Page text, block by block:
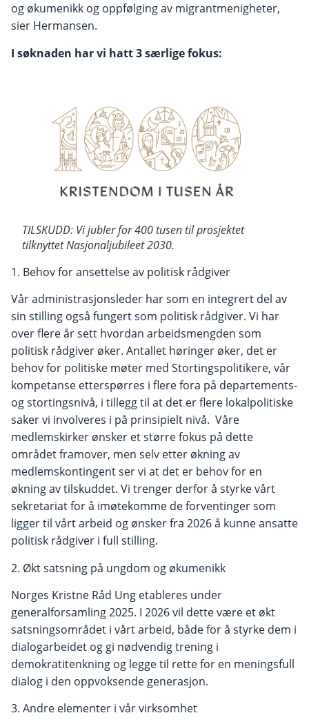
og økumenikk og oppfølging av migrantmenigheter,
sier Hermansen.
I søknaden har vi hatt 3 særlige fokus:
TILSKUDD: Vi jubler for 400 tusen til prosjektet
tilknyttet Nasjonaljubileet 2030.
1. Behov for ansettelse av politisk rådgiver
Vår administrasjonsleder har som en integrert del av
sin stilling også fungert som politisk rådgiver. Vi har
over flere år sett hvordan arbeidsmengden som
politisk rådgiver øker. Antallet høringer øker, det er
behov for politiske møter med Stortingspolitikere, vår
kompetanse etterspørres i flere fora på departements-
og stortingsnivå, i tillegg til at det er flere lokalpolitiske
saker vi involveres i på prinsipielt nivå. Våre
medlemskirker ønsker et større fokus på dette
området framover, men selv etter økning av
medlemskontingent ser vi at det er behov for en
økning av tilskuddet. Vi trenger derfor å styrke vårt
sekretariat for å imøtekomme de forventinger som
ligger til vårt arbeid og ønsker fra 2026 å kunne ansatte
politisk rådgiver i full stilling.
2. Økt satsning på ungdom og økumenikk
Norges Kristne Råd Ung etableres under
generalforsamling 2025. I 2026 vil dette være et økt
satsningsområdet i vårt arbeid, både for å styrke dem i
dialogarbeidet og gi nødvendig trening i
demokratitenkning og legge til rette for en meningsfull
dialog i den oppvoksende generasjon.
3. Andre elementer i vår virksomhet